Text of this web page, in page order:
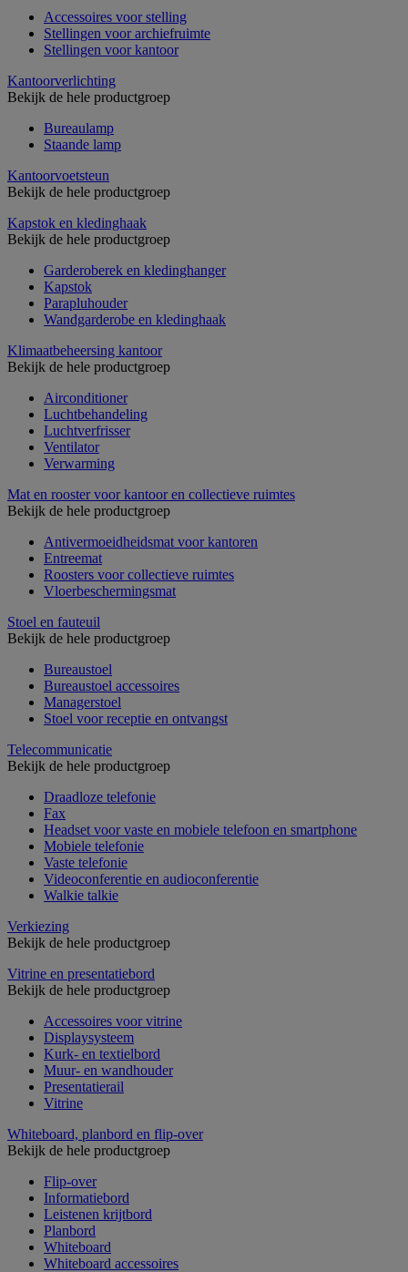
Accessoires voor stelling
Stellingen voor archiefruimte
Stellingen voor kantoor
Kantoorverlichting
Bekijk de hele productgroep
Bureaulamp
Staande lamp
Kantoorvoetsteun
Bekijk de hele productgroep
Kapstok en kledinghaak
Bekijk de hele productgroep
Garderoberek en kledinghanger
Kapstok
Parapluhouder
Wandgarderobe en kledinghaak
Klimaatbeheersing kantoor
Bekijk de hele productgroep
Airconditioner
Luchtbehandeling
Luchtverfrisser
Ventilator
Verwarming
Mat en rooster voor kantoor en collectieve ruimtes
Bekijk de hele productgroep
Antivermoeidheidsmat voor kantoren
Entreemat
Roosters voor collectieve ruimtes
Vloerbeschermingsmat
Stoel en fauteuil
Bekijk de hele productgroep
Bureaustoel
Bureaustoel accessoires
Managerstoel
Stoel voor receptie en ontvangst
Telecommunicatie
Bekijk de hele productgroep
Draadloze telefonie
Fax
Headset voor vaste en mobiele telefoon en smartphone
Mobiele telefonie
Vaste telefonie
Videoconferentie en audioconferentie
Walkie talkie
Verkiezing
Bekijk de hele productgroep
Vitrine en presentatiebord
Bekijk de hele productgroep
Accessoires voor vitrine
Displaysysteem
Kurk- en textielbord
Muur- en wandhouder
Presentatierail
Vitrine
Whiteboard, planbord en flip-over
Bekijk de hele productgroep
Flip-over
Informatiebord
Leistenen krijtbord
Planbord
Whiteboard
Whiteboard accessoires